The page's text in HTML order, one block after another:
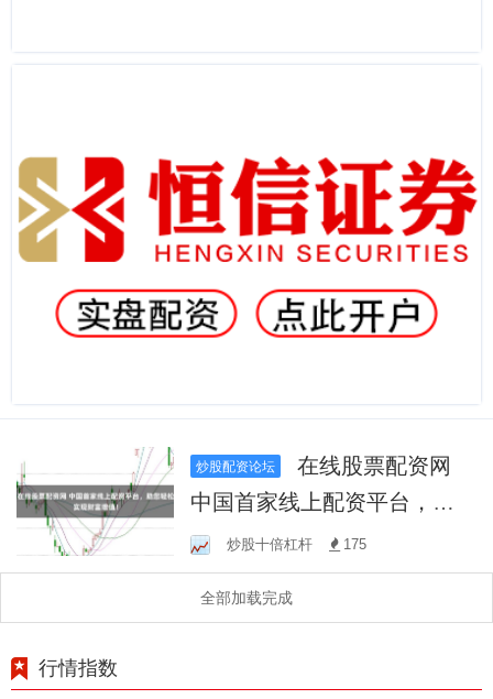
炒股配资论坛
在线股票配资网
中国首家线上配资平台，助
您轻松实现财富增值！
炒股十倍杠杆 175
全部加载完成
行情指数